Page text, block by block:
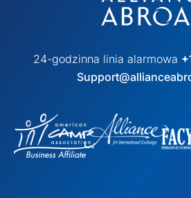
24-godzinna linia alarmowa